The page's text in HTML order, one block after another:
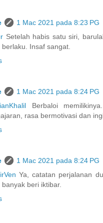
1 Mac 2021 pada 8:23 PG
Setelah habis satu siri,
berlaku. Insaf sangat.
1 Mac 2021 pada 8:24 PG
Berbaloi
rasa bermotivasi dan
1 Mac 2021 pada 8:24 PG
Ya, catatan perjalanan
banyak beri iktibar.